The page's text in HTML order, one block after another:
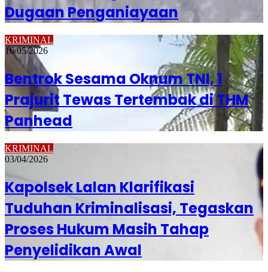
Dugaan Penganiayaan
KRIMINAL
16/05/2026
Bentrok Sesama Oknum TNI, 1
Prajurit Tewas Tertembak di THM
Panhead
KRIMINAL
03/04/2026
Kapolsek Lalan Klarifikasi
Tuduhan Kriminalisasi, Tegaskan
Proses Hukum Masih Tahap
Penyelidikan Awal